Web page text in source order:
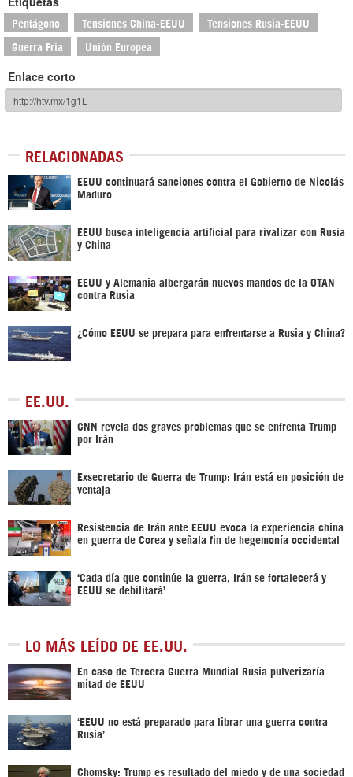
Pentágono Tensiones China-EEUU Tensiones Rusia-EEUU
Guerra Fría Unión Europea
Enlace corto
RELACIONADAS
EEUU continuará sanciones contra el Gobierno de Nicolás
Maduro
EEUU busca inteligencia artificial para rivalizar con Rusia
y China
EEUU y Alemania albergarán nuevos mandos de la OTAN
contra Rusia
¿Cómo EEUU se prepara para enfrentarse a Rusia y China?
EE.UU.
CNN revela dos graves problemas que se enfrenta Trump
por Irán
Exsecretario de Guerra de Trump: Irán está en posición de
ventaja
Resistencia de Irán ante EEUU evoca la experiencia china
en guerra de Corea y señala fin de hegemonía occidental
‘Cada día que continúe la guerra, Irán se fortalecerá y
EEUU se debilitará’
LO MÁS LEÍDO DE EE.UU.
En caso de Tercera Guerra Mundial Rusia pulverizaría
mitad de EEUU
‘EEUU no está preparado para librar una guerra contra
Rusia’
Chomsky: Trump es resultado del miedo y de una sociedad